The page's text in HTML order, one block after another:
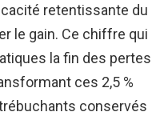
retentissante du
le gain. Ce chiffre qui
la fin des pertes
ces 2,5 %
conservés